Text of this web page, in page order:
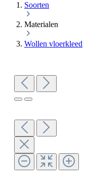
Soorten
Materialen
Wollen vloerkleed